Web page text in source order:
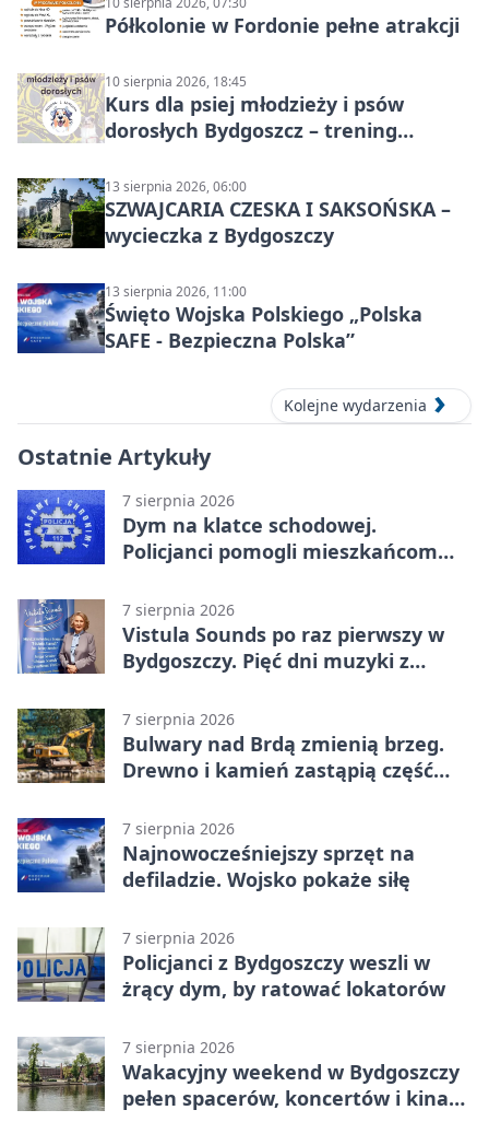
Półkolonie w Fordonie pełne atrakcji
10 sierpnia 2026, 18:45
Kurs dla psiej młodzieży i psów
dorosłych Bydgoszcz – trening
13 sierpnia 2026, 06:00
SZWAJCARIA CZESKA I SAKSOŃSKA –
wycieczka z Bydgoszczy
13 sierpnia 2026, 11:00
Święto Wojska Polskiego „Polska
SAFE - Bezpieczna Polska”
Kolejne wydarzenia
Ostatnie Artykuły
7 sierpnia 2026
Dym na klatce schodowej.
Policjanci pomogli mieszkańcom
7 sierpnia 2026
Vistula Sounds po raz pierwszy w
Bydgoszczy. Pięć dni muzyki z
7 sierpnia 2026
Bulwary nad Brdą zmienią brzeg.
Drewno i kamień zastąpią część
7 sierpnia 2026
Najnowocześniejszy sprzęt na
defiladzie. Wojsko pokaże siłę
7 sierpnia 2026
Policjanci z Bydgoszczy weszli w
żrący dym, by ratować lokatorów
7 sierpnia 2026
Wakacyjny weekend w Bydgoszczy
pełen spacerów, koncertów i kina